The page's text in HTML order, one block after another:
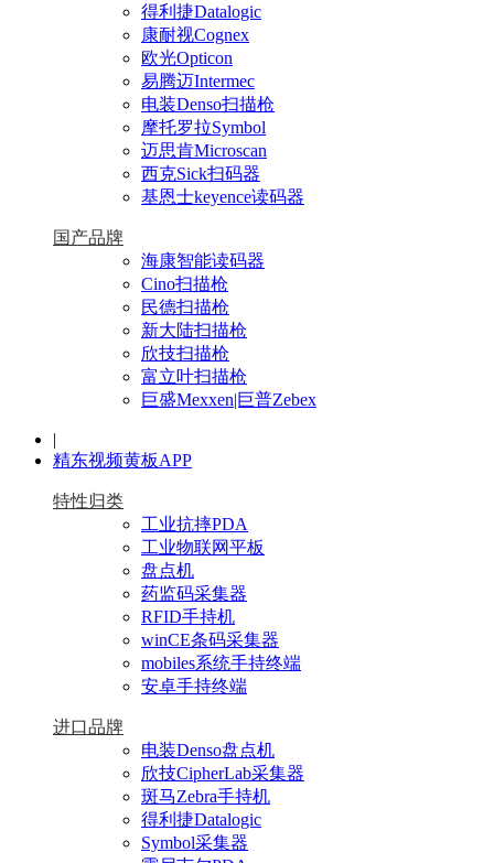
得利捷Datalogic
康耐视Cognex
欧光Opticon
易腾迈Intermec
电装Denso扫描枪
摩托罗拉Symbol
迈思肯Microscan
西克Sick扫码器
基恩士keyence读码器
国产品牌
海康智能读码器
Cino扫描枪
民德扫描枪
新大陆扫描枪
欣技扫描枪
富立叶扫描枪
巨盛Mexxen|巨普Zebex
|
精东视频黄板APP
特性归类
工业抗摔PDA
工业物联网平板
盘点机
药监码采集器
RFID手持机
winCE条码采集器
mobiles系统手持终端
安卓手持终端
进口品牌
电装Denso盘点机
欣技CipherLab采集器
斑马Zebra手持机
得利捷Datalogic
Symbol采集器